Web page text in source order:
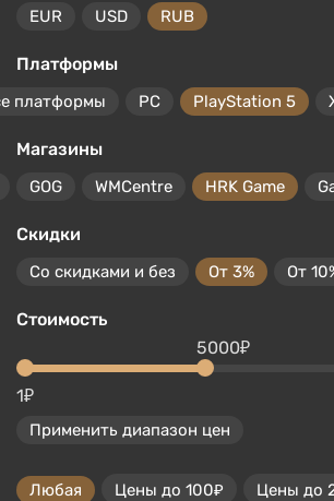
EUR USD RUB
Платформы
платформы PC PlayStation 5
Магазины
GOG WMCentre HRK Game
Скидки
Со скидками и без От 3% От
Стоимость
1₽
5000₽
Применить диапазон цен
Любая Цены до 100₽ Цены до